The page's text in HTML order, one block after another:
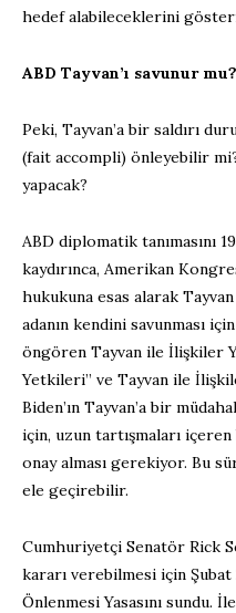
hedef alabileceklerini
ABD Tayvan’ı savunur mu?
Peki, Tayvan’a bir saldırı
(fait accompli) önleyebilir
yapacak?
ABD diplomatik tanımasını
kaydırınca, Amerikan
hukukuna esas alarak
adanın kendini savunması
öngören Tayvan ile İlişkiler
Yetkileri” ve Tayvan ile
Biden’ın Tayvan’a bir
için, uzun tartışmaları
onay alması gerekiyor. Bu
ele geçirebilir.
Cumhuriyetçi Senatör Rick
kararı verebilmesi için Şubat
Önlenmesi Yasasını sundu.